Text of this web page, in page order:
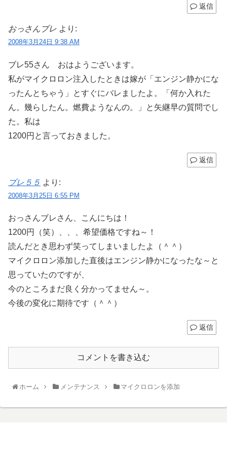
返信
おっさんブレ より:
2008年3月24日 9:38 AM
ブレ55さん おはようございます。
私がマイクロロン注入したときは嫁が「エンジン静かにな
ったんとちゃう」とすぐにバレましたよ。「何か入れた
ん。幾らしたん。燃費ようなんの。」と矢継早の質問でし
た。私は
1200円と言っておきました。
返信
ブレ５５ より:
2008年3月25日 6:55 PM
おっさんブレさん、こんにちは！
1200円（笑）、、、希望価格ですね～！
読んだとき思わず笑ってしまいましたよ（＾＾）
マイクロロン添加した直後はエンジン静かになったな～と
思っていたのですが、
今のところまだ良く分かってません～。
今後の変化に期待です（＾＾）
返信
コメントを書き込む
ホーム メンテナンス マイクロロンを添加